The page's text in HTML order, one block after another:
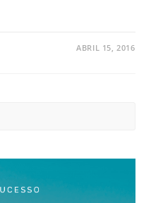
ABRIL 15, 2016